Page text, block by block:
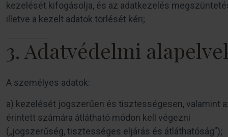
kezelését kifogásolja, és az adatkezelés
illetve a kezelt adatok törlését kéri;
3. Adatvédelmi
A személyes adatok:
a) kezelését jogszerűen és tisztességesen, valamint
érintett számára átlátható módon kell végezni
(„jogszerűség, tisztességes eljárás és átláthatóság”);